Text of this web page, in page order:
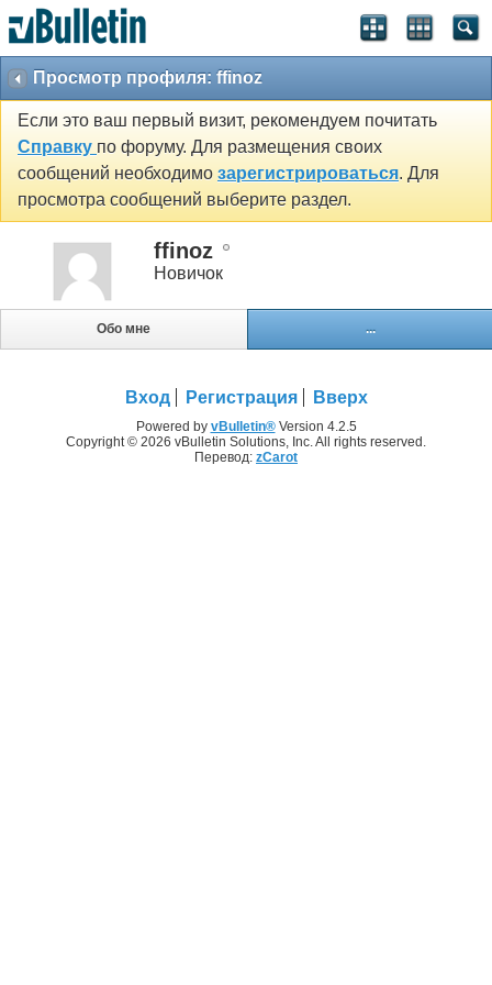
Просмотр профиля: ffinoz
Если это ваш первый визит, рекомендуем почитать
Справку по форуму. Для размещения своих
сообщений необходимо зарегистрироваться. Для
просмотра сообщений выберите раздел.
ffinoz
Новичок
Обо мне ...
Вход Регистрация Вверх
Powered by vBulletin®Version 4.2.5
Copyright © 2026 vBulletin Solutions, Inc. All rights reserved.
Перевод: zCarot